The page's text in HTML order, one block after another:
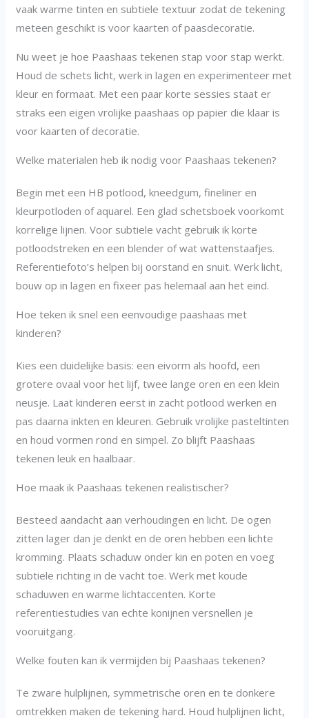
vaak warme tinten en subtiele textuur zodat de tekening
meteen geschikt is voor kaarten of paasdecoratie.
Nu weet je hoe Paashaas tekenen stap voor stap werkt.
Houd de schets licht, werk in lagen en experimenteer met
kleur en formaat. Met een paar korte sessies staat er
straks een eigen vrolijke paashaas op papier die klaar is
voor kaarten of decoratie.
Welke materialen heb ik nodig voor Paashaas tekenen?
Begin met een HB potlood, kneedgum, fineliner en
kleurpotloden of aquarel. Een glad schetsboek voorkomt
korrelige lijnen. Voor subtiele vacht gebruik ik korte
potloodstreken en een blender of wat wattenstaafjes.
Referentiefoto’s helpen bij oorstand en snuit. Werk licht,
bouw op in lagen en fixeer pas helemaal aan het eind.
Hoe teken ik snel een eenvoudige paashaas met
kinderen?
Kies een duidelijke basis: een eivorm als hoofd, een
grotere ovaal voor het lijf, twee lange oren en een klein
neusje. Laat kinderen eerst in zacht potlood werken en
pas daarna inkten en kleuren. Gebruik vrolijke pasteltinten
en houd vormen rond en simpel. Zo blijft Paashaas
tekenen leuk en haalbaar.
Hoe maak ik Paashaas tekenen realistischer?
Besteed aandacht aan verhoudingen en licht. De ogen
zitten lager dan je denkt en de oren hebben een lichte
kromming. Plaats schaduw onder kin en poten en voeg
subtiele richting in de vacht toe. Werk met koude
schaduwen en warme lichtaccenten. Korte
referentiestudies van echte konijnen versnellen je
vooruitgang.
Welke fouten kan ik vermijden bij Paashaas tekenen?
Te zware hulplijnen, symmetrische oren en te donkere
omtrekken maken de tekening hard. Houd hulplijnen licht,